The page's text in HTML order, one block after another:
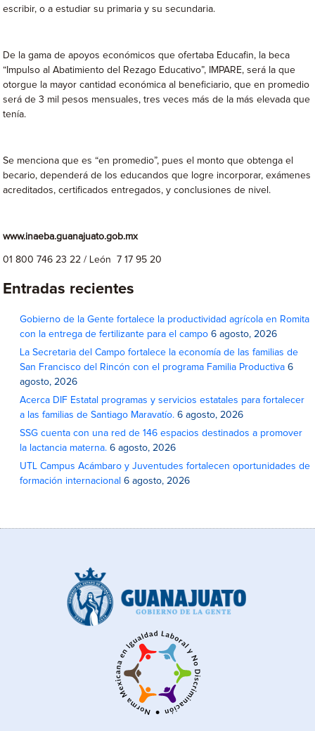
escribir, o a estudiar su primaria y su secundaria.
De la gama de apoyos económicos que ofertaba Educafin, la beca
“Impulso al Abatimiento del Rezago Educativo”, IMPARE, será la que
otorgue la mayor cantidad económica al beneficiario, que en promedio
será de 3 mil pesos mensuales, tres veces más de la más elevada que
tenía.
Se menciona que es “en promedio”, pues el monto que obtenga el
becario, dependerá de los educandos que logre incorporar, exámenes
acreditados, certificados entregados, y conclusiones de nivel.
www.inaeba.guanajuato.gob.mx
01 800 746 23 22 / León 7 17 95 20
Entradas recientes
Gobierno de la Gente fortalece la productividad agrícola en Romita
con la entrega de fertilizante para el campo 6 agosto, 2026
La Secretaria del Campo fortalece la economía de las familias de
San Francisco del Rincón con el programa Familia Productiva 6
agosto, 2026
Acerca DIF Estatal programas y servicios estatales para fortalecer
a las familias de Santiago Maravatío. 6 agosto, 2026
SSG cuenta con una red de 146 espacios destinados a promover
la lactancia materna. 6 agosto, 2026
UTL Campus Acámbaro y Juventudes fortalecen oportunidades de
formación internacional 6 agosto, 2026